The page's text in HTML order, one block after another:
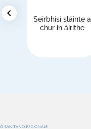
chevron_left
Seirbhísí sláinte a
chur in áirithe